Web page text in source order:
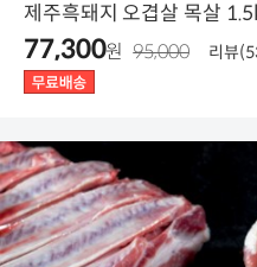
제주흑돼지 오겹살 목살
77,300원 95,000 리뷰